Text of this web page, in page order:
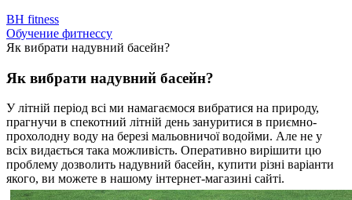
BH fitness
Обучение фитнессу
Як вибрати надувний басейн?
Як вибрати надувний басейн?
У літній період всі ми намагаємося вибратися на природу,
прагнучи в спекотний літній день зануритися в приємно-
прохолодну воду на березі мальовничої водойми. Але не у
всіх видається така можливість. Оперативно вирішити цю
проблему дозволить надувний басейн, купити різні варіанти
якого, ви можете в нашому інтернет-магазині сайті.